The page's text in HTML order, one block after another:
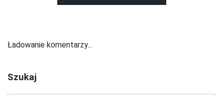
Ładowanie komentarzy...
Szukaj